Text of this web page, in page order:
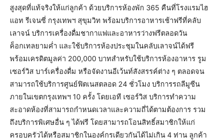
สูงสุดที่แท้จริงให้แก่ลูกค้า ด้วยบริการห้องพัก 365 คืนที่โรงแรมไฮ
แอท รีเจนซี่ กรุงเทพฯ สุขุมวิท พร้อมบริการอาหารเช้าฟรีที่คลับ
เลาจน์ บริการเครื่องดื่มชากาแฟและอาหารว่างฟรีตลอดวัน
ค็อกเทลยามค่ำ และใช้บริการห้องประชุมในคลับเลาจน์ได้ฟรี
พร้อมเครดิตมูลค่า 200,000 บาทสำหรับใช้บริการห้องอาหาร รูม
เซอร์วิส บาร์เครื่องดื่ม หรือจัดงานอีเว้นท์สังสรรค์ต่าง ๆ ตลอดจน
สามารถใช้บริการศูนย์ฟิตเนสตลอด 24 ชั่วโมง บริการรถลีมูซีน
ภายในเขตกรุงเทพฯ 10 ครั้ง โดยเอที เซอร์วิส บริการทำความ
สะอาดห้องที่สามารถกำหนดเวลาและความถี่ได้ตามต้องการ รวม
ถึงบริการพิเศษอื่น ๆ ได้ฟรี โดยสามารถโอนสิทธิ์สมาชิกให้แก่
ครอบครัวได้หรือสมาชิกในองค์กรเดียวกันได้ไม่เกิน 4 ท่าน ลูกค้า